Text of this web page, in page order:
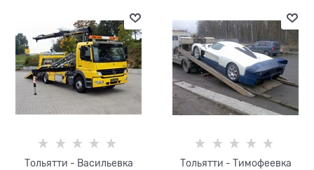
Тольятти - Васильевка Тольятти - Тимофеевка